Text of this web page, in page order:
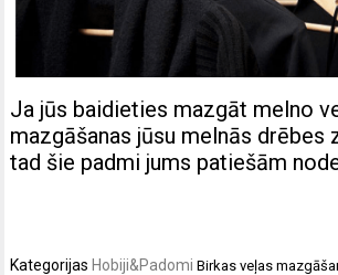
Ja jūs baidieties mazgāt melno
mazgāšanas jūsu melnās drēbes
tad šie padmi jums patiešām
KategorijasHobiji&Padomi Birkasveļas